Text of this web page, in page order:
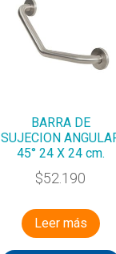
BARRA DE
SUJECION
45° 24 X 24 cm.
$52.190
Leer más